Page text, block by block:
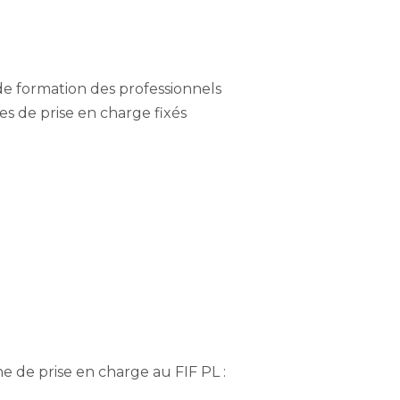
formation des professionnels
de prise en charge fixés
prise en charge au FIF PL :